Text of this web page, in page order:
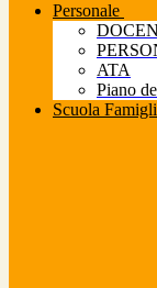
Personale
ATA
Piano
Scuola